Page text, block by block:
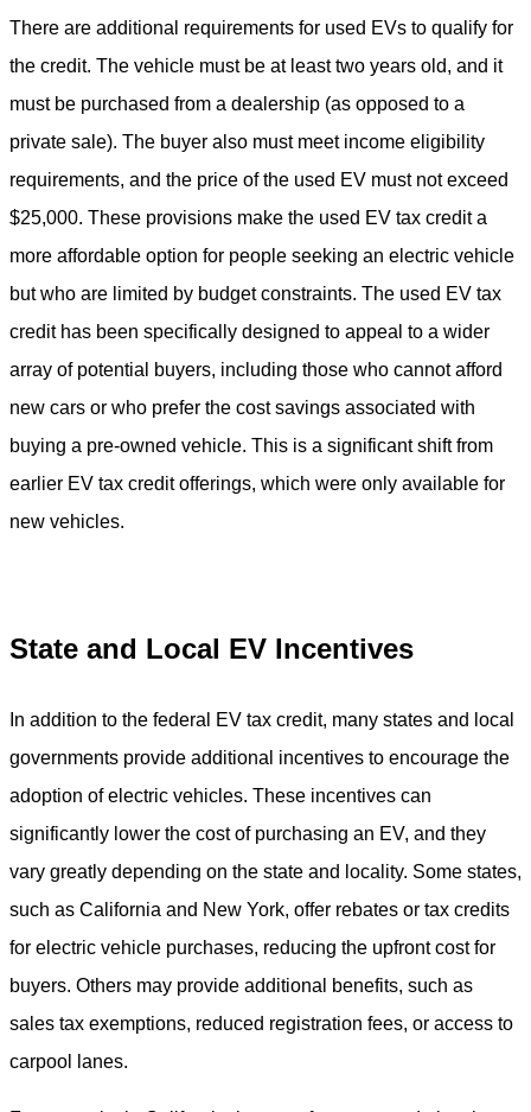
There are additional requirements for used EVs to qualify for
the credit. The vehicle must be at least two years old, and it
must be purchased from a dealership (as opposed to a
private sale). The buyer also must meet income eligibility
requirements, and the price of the used EV must not exceed
$25,000. These provisions make the used EV tax credit a
more affordable option for people seeking an electric vehicle
but who are limited by budget constraints. The used EV tax
credit has been specifically designed to appeal to a wider
array of potential buyers, including those who cannot afford
new cars or who prefer the cost savings associated with
buying a pre-owned vehicle. This is a significant shift from
earlier EV tax credit offerings, which were only available for
new vehicles.
State and Local EV Incentives
In addition to the federal EV tax credit, many states and local
governments provide additional incentives to encourage the
adoption of electric vehicles. These incentives can
significantly lower the cost of purchasing an EV, and they
vary greatly depending on the state and locality. Some states,
such as California and New York, offer rebates or tax credits
for electric vehicle purchases, reducing the upfront cost for
buyers. Others may provide additional benefits, such as
sales tax exemptions, reduced registration fees, or access to
carpool lanes.